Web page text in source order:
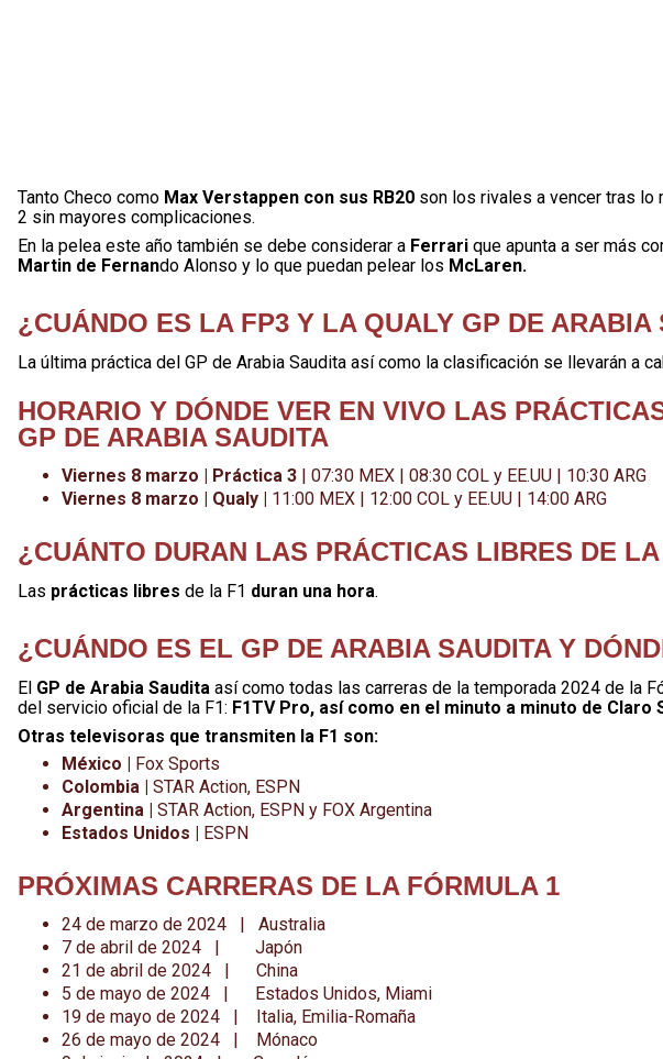
Tanto Checo como Max Verstappen con sus RB20 son los rivales a vencer tras lo
2 sin mayores complicaciones.
En la pelea este año también se debe considerar a Ferrari que apunta a ser más
Martin de Fernando Alonso y lo que puedan pelear los McLaren.
¿CUÁNDO ES LA FP3 Y LA QUALY GP DE ARABIA
La última práctica del GP de Arabia Saudita así como la clasificación se llevarán a
HORARIO Y DÓNDE VER EN VIVO LAS
GP DE ARABIA SAUDITA
Viernes 8 marzo | Práctica 3 | 07:30 MEX | 08:30 COL y EE.UU | 10:30 ARG
Viernes 8 marzo | Qualy | 11:00 MEX | 12:00 COL y EE.UU | 14:00 ARG
¿CUÁNTO DURAN LAS PRÁCTICAS LIBRES DE
Las prácticas libres de la F1 duran una hora.
¿CUÁNDO ES EL GP DE ARABIA SAUDITA Y
El GP de Arabia Saudita así como todas las carreras de la temporada 2024 de la
del servicio oficial de la F1: F1TV Pro, así como en el minuto a minuto de Claro
Otras televisoras que transmiten la F1 son:
México | Fox Sports
Colombia | STAR Action, ESPN
Argentina | STAR Action, ESPN y FOX Argentina
Estados Unidos | ESPN
PRÓXIMAS CARRERAS DE LA FÓRMULA 1
24 de marzo de 2024 | Australia
7 de abril de 2024 | Japón
21 de abril de 2024 | China
5 de mayo de 2024 | Estados Unidos, Miami
19 de mayo de 2024 | Italia, Emilia-Romaña
26 de mayo de 2024 | Mónaco